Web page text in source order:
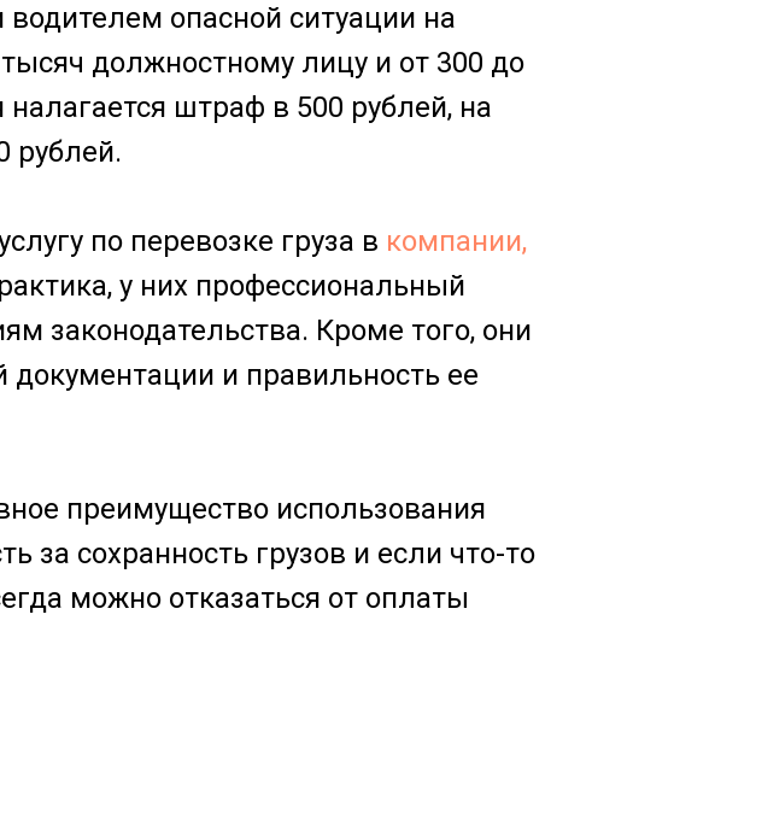
опасной ситуации на
должностному лицу и от 300 до
штраф в 500 рублей, на
рублей.
по перевозке груза в компании,
у них профессиональный
законодательства. Кроме того, они
и правильность ее
преимущество использования
за сохранность грузов и если что-то
можно отказаться от оплаты